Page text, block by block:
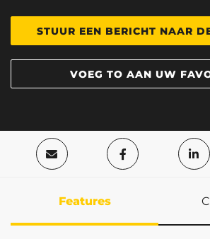
STUUR EEN BERICHT NAAR
VOEG TO AAN UW
Features